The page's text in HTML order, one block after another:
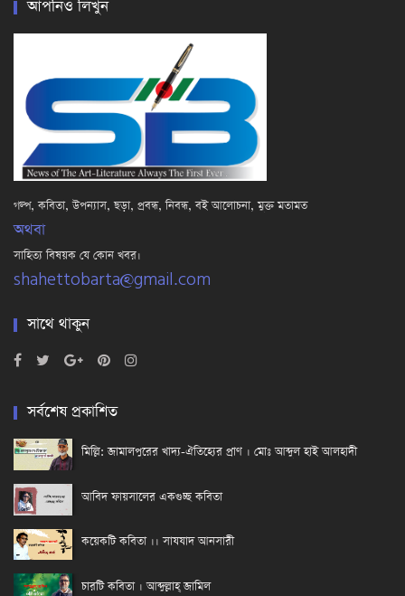
আপনিও লিখুন
গল্প, কবিতা, উপন্যাস, ছড়া, প্রবন্ধ, নিবন্ধ, বই আলোচনা, মুক্ত মতামত
অথবা
সাহিত্য বিষয়ক যে কোন খবর।
shahettobarta@gmail.com
সাথে থাকুন
সর্বশেষ প্রকাশিত
মিল্লি: জামালপুরের খাদ্য-ঐতিহ্যের প্রাণ । মোঃ আব্দুল হাই আলহাদী
আবিদ ফায়সালের একগুচ্ছ কবিতা
কয়েকটি কবিতা ।। সাযযাদ আনসারী
চারটি কবিতা । আব্দুল্লাহ্ জামিল